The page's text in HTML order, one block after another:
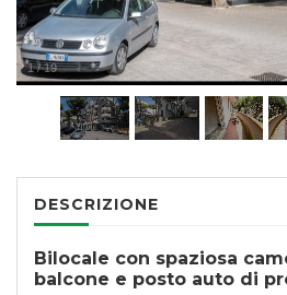
1/19
DESCRIZIONE
Bilocale con spaziosa
balcone e posto auto di